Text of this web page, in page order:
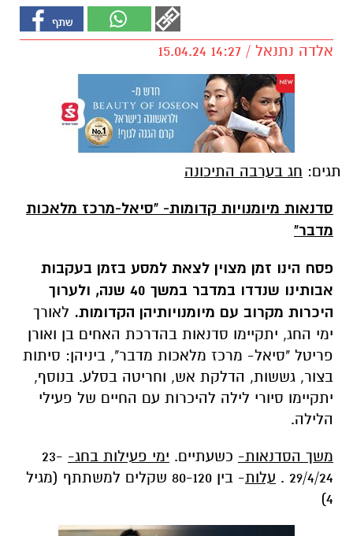
אלדה נתנאל / 14:27 15.04.24
תגים: חג בערבה התיכונה
סדנאות מיומנויות קדומות- "סיאל-מרכז מלאכות
מדבר"
פסח הינו זמן מצוין לצאת למסע בזמן בעקבות
אבותינו שנדדו במדבר במשך 40 שנה, ולערוך
היכרות מקרוב עם מיומנויותיהן הקדומות. לאורך
ימי החג, יתקיימו סדנאות בהדרכת האחים בן ואורן
פריטל "סיאל- מרכז מלאכות מדבר", ביניהן: סיתות
בצור, גששות, הדלקת אש, וחריטה בסלע. בנוסף,
יתקיימו סיורי לילה להיכרות עם החיים של פעילי
הלילה.
משך הסדנאות- כשעתיים. ימי פעילות בחג- 23-
29/4/24 .
עלות
- בין 80-120 שקלים למשתתף (מגיל
4)